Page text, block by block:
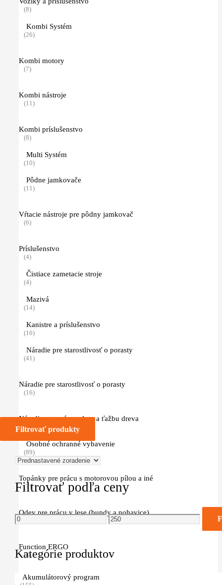
(8)
Kombi Systém
(26)
Kombi motory
(7)
Kombi nástroje
(11)
Kombi príslušenstvo
(8)
Multi Systém
(10)
Pôdne jamkovače
(11)
Vŕtacie nástroje pre pôdny jamkovač
(6)
Príslušenstvo
(4)
Čistiace zametacie stroje
(4)
Mazivá
(14)
Kanistre a príslušenstvo
(16)
Náradie pre starostlivosť o porasty
(41)
Náradie pre starostlivosť o porasty
(16)
Náradie pre prácu v lese a ťažbu dreva
(25)
Osobné ochranné vybavenie
(89)
Topánky pre prácu s motorovou pílou a iné
(7)
Odev pre prácu v lese (bundy a nohavice)
Function ERGO
(3)
ADVANCE
Filtrovať produkty
Filtrovať podľa ceny
Minimálna
cena
Maximálna
cena
Kategórie produktov
Akumulátorový program